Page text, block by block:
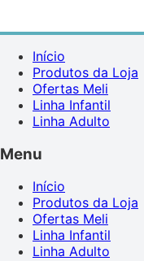
Início
Produtos da Loja
Ofertas Meli
Linha Infantil
Linha Adulto
Menu
Início
Produtos da Loja
Ofertas Meli
Linha Infantil
Linha Adulto